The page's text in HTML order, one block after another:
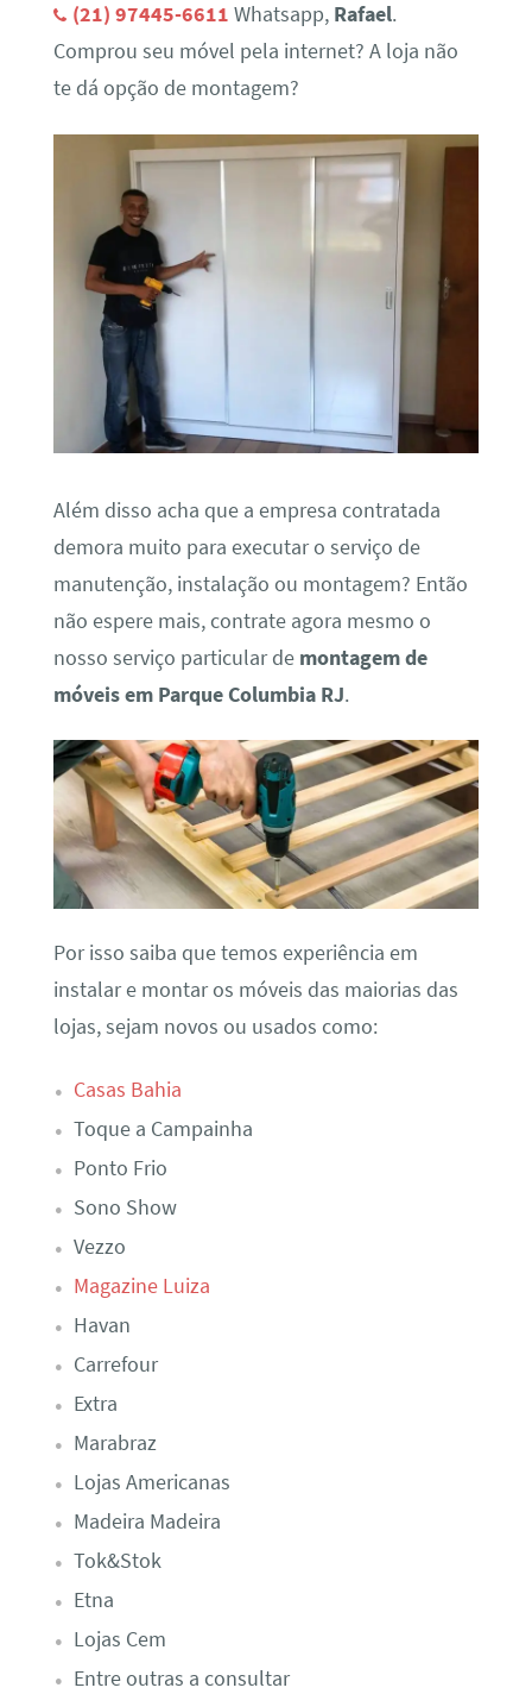
(21) 97445-6611 Whatsapp, Rafael.
Comprou seu móvel pela internet? A loja não
te dá opção de montagem?
Além disso acha que a empresa contratada
demora muito para executar o serviço de
manutenção, instalação ou montagem? Então
não espere mais, contrate agora mesmo o
nosso serviço particular de montagem de
móveis em Parque Columbia RJ.
Por isso saiba que temos experiência em
instalar e montar os móveis das maiorias das
lojas, sejam novos ou usados como:
Casas Bahia
Toque a Campainha
Ponto Frio
Sono Show
Vezzo
Magazine Luiza
Havan
Carrefour
Extra
Marabraz
Lojas Americanas
Madeira Madeira
Tok&Stok
Etna
Lojas Cem
Entre outras a consultar